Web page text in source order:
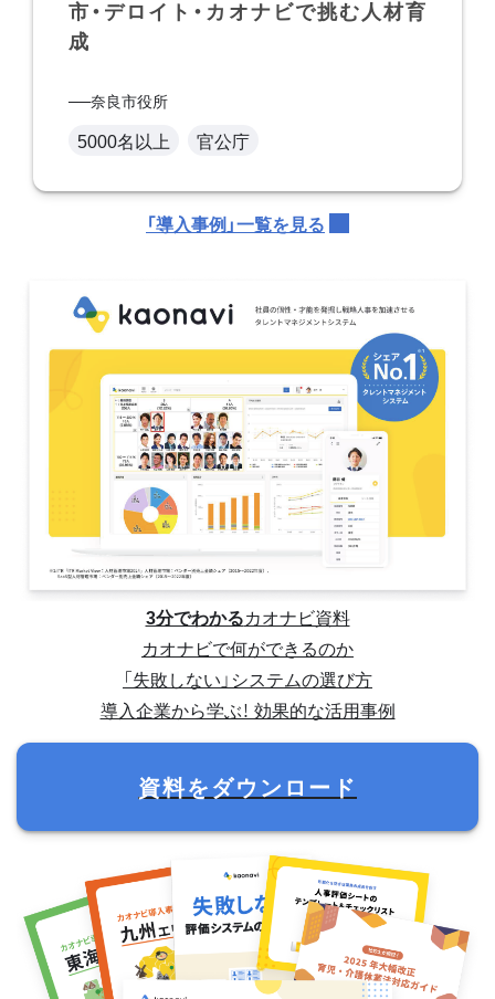
市・デロイト・カオナビで挑む人材育
成
奈良市役所
5000名以上 官公庁
「導入事例」一覧を見る
3分でわかるカオナビ資料
カオナビで何ができるのか
「失敗しない」システムの選び方
導入企業から学ぶ！ 効果的な活用事例
資料をダウンロード